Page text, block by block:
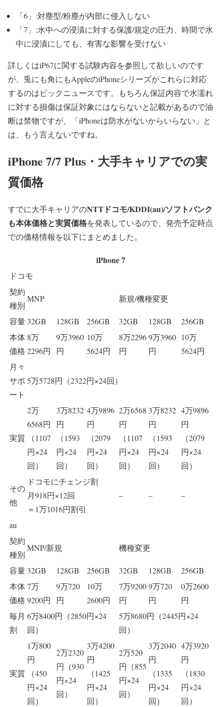
「6」:対塵型/粉塵が内部に侵入しない
「7」:水中への浸漬に対する保護/規定の圧力、時間で水
中に浸漬にしても、有害な影響を受けない
詳しくはiP67に関する試験内容を参照して欲しいのです
が、兎にも角にもAppleのiPhoneシリーズがこれらに対応
するのはビックニュースです。もちろん保証内容で水濡れ
に対する損傷は保証対象にはならないと記載があるので油
断は禁物ですが、「iPhoneは防水がないからいらない」と
は、もう言えないですね。
iPhone 7/7 Plus・大手キャリアでの実
質価格
すでに大手キャリアのNTTドコモ/KDDI(au)/ソフトバンク
も本体価格と実質価格を発表しているので、発売予定時点
での価格情報を以下にまとめました。
iPhone 7
ドコモ
契約
種別
MNP 新規/機種変更
容量 32GB 128GB 256GB 32GB 128GB
256GB
本体
価格
8万
2296円
9万3960
円
10万
5624円
8万2296
円
9万3960
円
10万
5624円
月々
サポ
ート
5万5728円（2322円×24回）
実質
2万
6568円
（1107
円×24
回）
3万8232
円
（1593
円×24
回）
4万9896
円
（2079
円×24
回）
2万6568
円
（1107
円×24
回）
3万8232
円
（1593
円×24
回）
4万9896
円
（2079
円×24
回）
その
他
ドコモにチェンジ割
月918円×12回
＝1万1016円割引
– – –
au
契約
種別
MNP/新規 機種変更
容量 32GB 128GB 256GB 32GB 128GB
256GB
本体
価格
7万
9200円
9万720
円
10万
2600円
7万9200
円
9万720
円
0万2600
円
毎月
割
6万8400円（2850円×24
回）
5万8680円（2445円×24
回）
実質
1万800
円
（450
円×24
回）
2万2320
円（930
円×24
回）
3万4200
円
（1425
円×24
回）
2万520
円（855
円×24
回）
3万2040
円
（1335
円×24
回）
4万3920
円
（1830
円×24
回）